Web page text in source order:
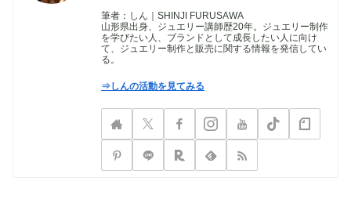
筆者：しん｜SHINJI FURUSAWA
山形県出身、ジュエリー講師歴20年。ジュエリー制作
を学びたい人、ブランドとして成長したい人に向け
て、ジュエリー制作と販売に関する情報を発信してい
る。
⇒しんの活動を見てみる